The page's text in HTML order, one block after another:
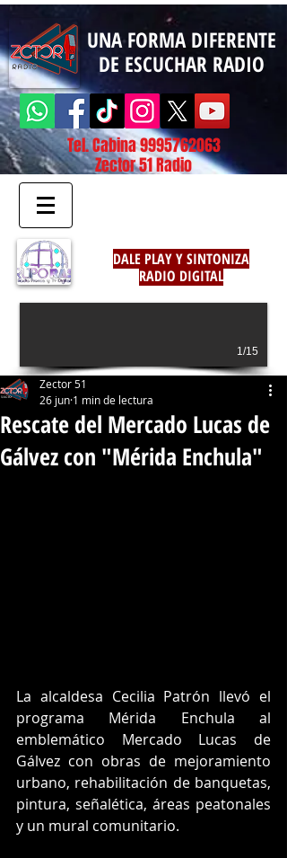
UNA FORMA DIFERENTE
DE ESCUCHAR RADIO
Tel. Cabina9995762063
Zector 51 Radio
DALE PLAY Y SINTONIZA
RADIO DIGITAL
1/15
Rescate del Mercado Lucas de
Gálvez con "Mérida Enchula"
Zector 51
26 jun 1 min de lectura
La alcaldesa Cecilia Patrón llevó el
programa Mérida Enchula al
emblemático Mercado Lucas de
Gálvez con obras de mejoramiento
urbano, rehabilitación de banquetas,
pintura, señalética, áreas peatonales
y un mural comunitario.